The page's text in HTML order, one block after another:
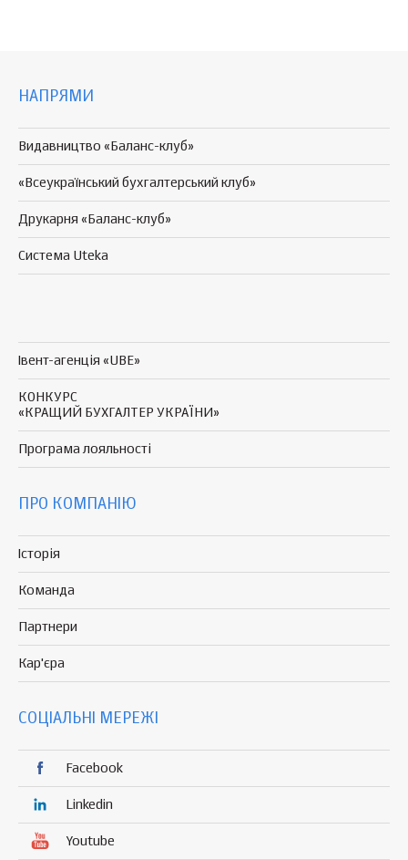
НАПРЯМИ
Видавництво «Баланс-клуб»
«Всеукраїнський бухгалтерський клуб»
Друкарня «Баланс-клуб»
Система Uteka
Івент-агенція «UBE»
КОНКУРС
«КРАЩИЙ БУХГАЛТЕР УКРАЇНИ»
Програма лояльності
ПРО КОМПАНІЮ
Історія
Команда
Партнери
Кар'єра
СОЦІАЛЬНІ МЕРЕЖІ
Facebook
Linkedin
Youtube